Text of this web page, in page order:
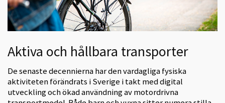
Aktiva och hållbara transporter
De senaste decennierna har den vardagliga fysiska
aktiviteten förändrats i Sverige i takt med digital
utveckling och ökad användning av motordrivna